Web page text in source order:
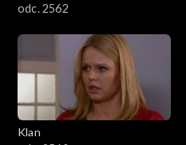
odc. 2562
Klan